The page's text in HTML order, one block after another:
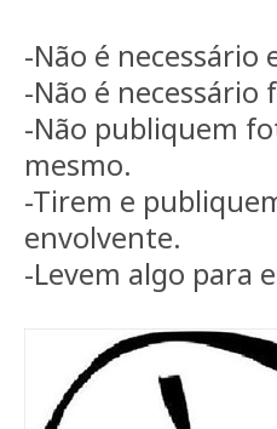
-Não é necessário
-Não é necessário
-Não publiquem
mesmo.
-Tirem e
envolvente.
-Levem algo para